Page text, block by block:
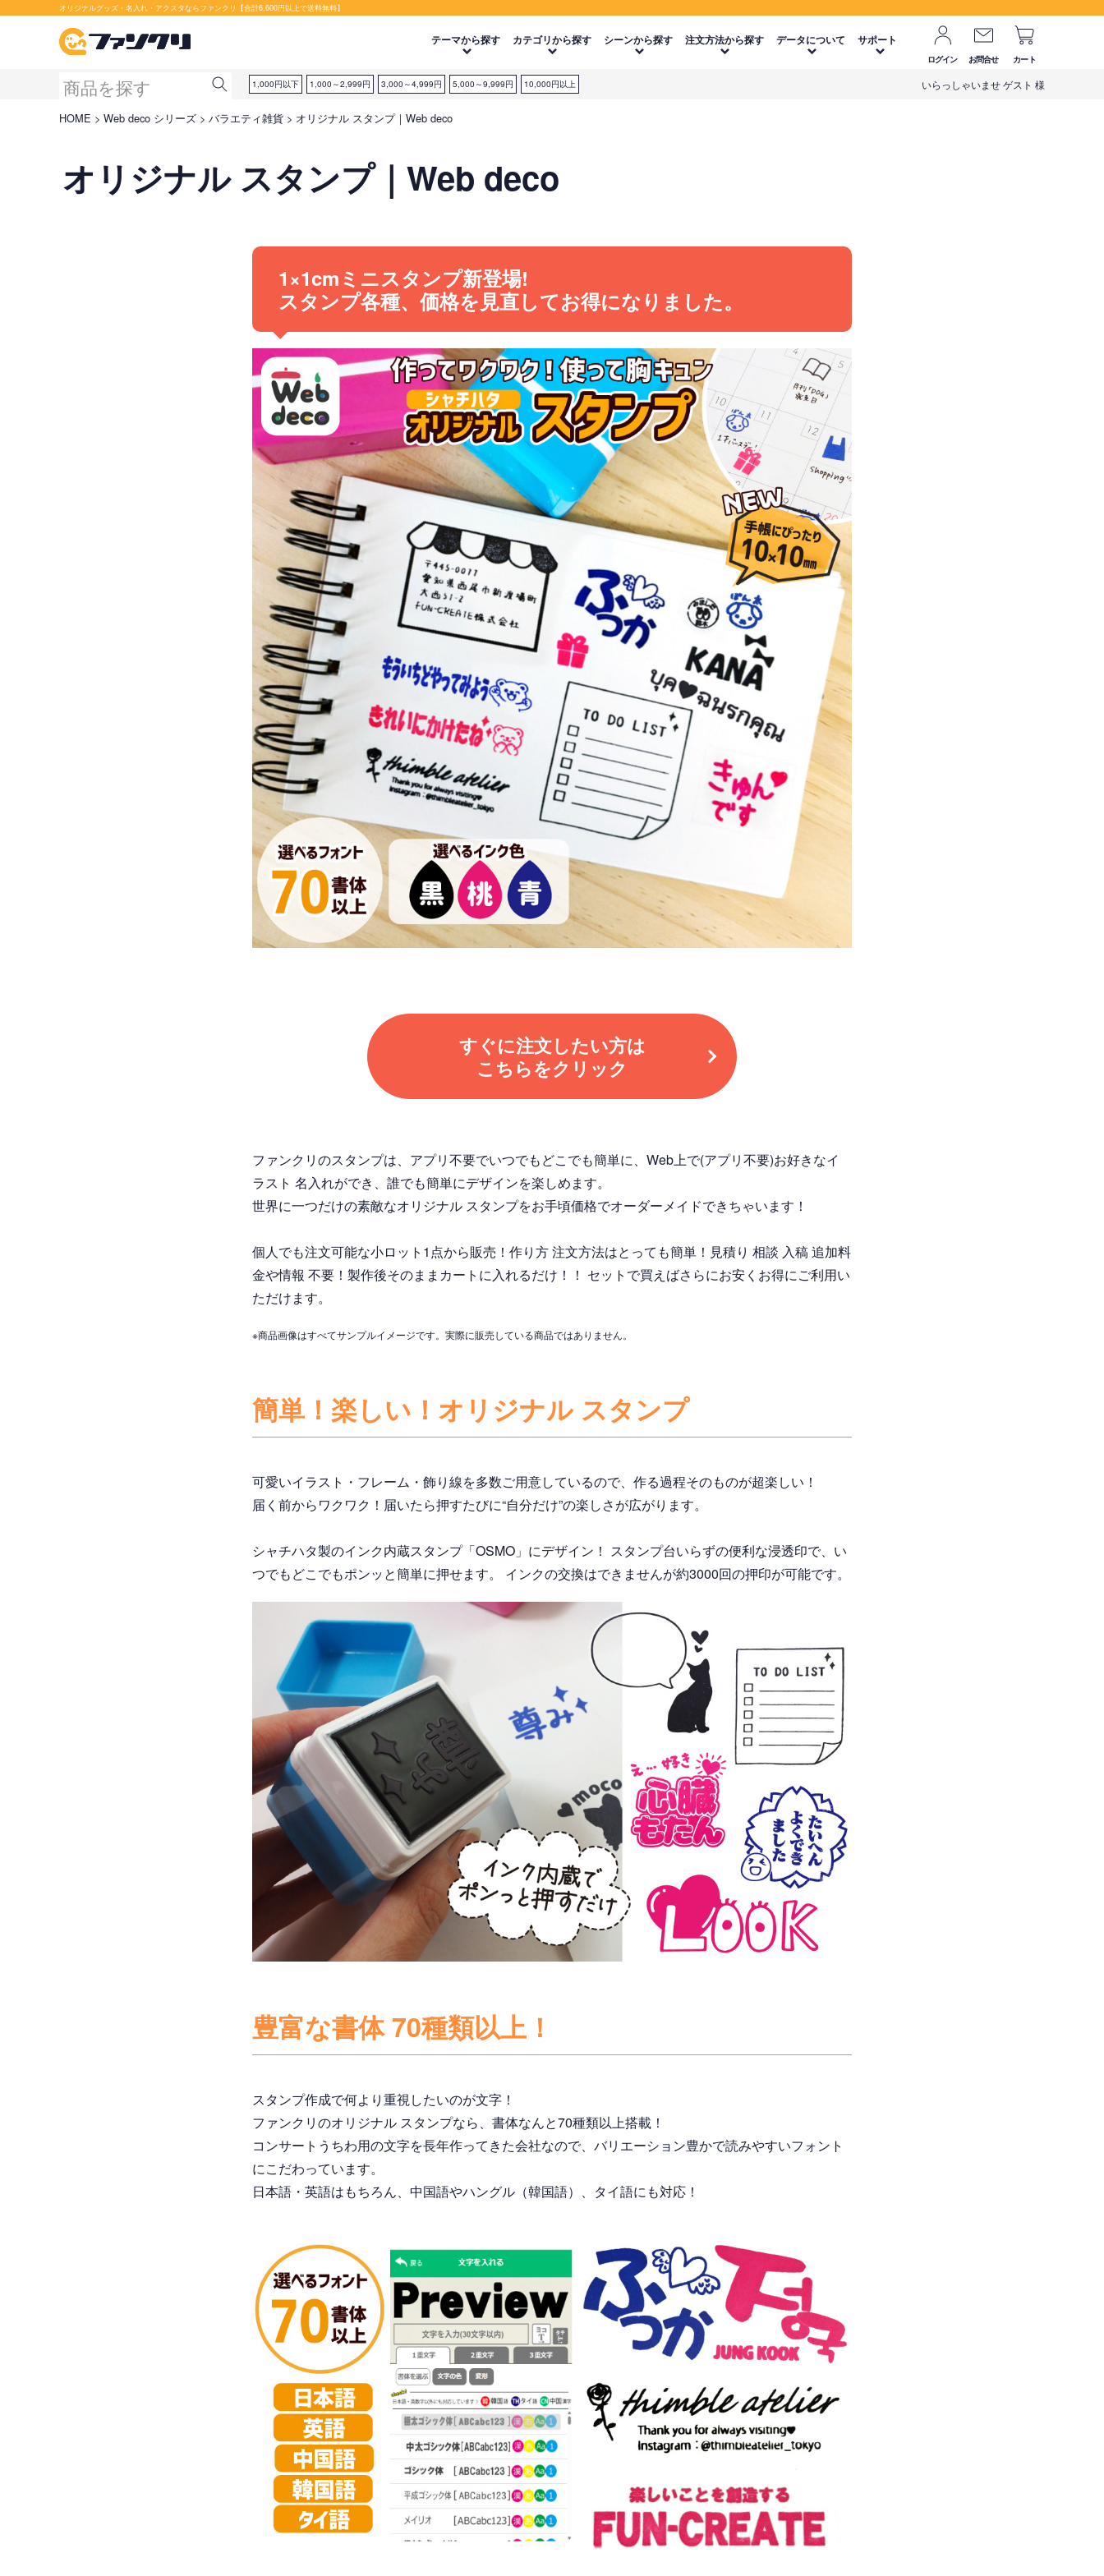
オリジナルグッズ・名入れ・アクスタならファンクリ【合計6,600円以上で送料無料】
テーマから探す カテゴリから探す シーンから探す 注文方法から探す データについて サポート
ログイン お問合せ カート
1,000円以下 1,000～2,999円 3,000～4,999円 5,000～9,999円 10,000円以上 いらっしゃいませ ゲスト 様
HOME Web deco シリーズ バラエティ雑貨 オリジナル スタンプ｜Web deco
オリジナル スタンプ｜Web deco
1×1cmミニスタンプ新登場!
スタンプ各種、価格を見直してお得になりました。
すぐに注文したい方は
こちらをクリック
ファンクリのスタンプは、アプリ不要でいつでもどこでも簡単に、Web上で(アプリ不要)お好きなイ
ラスト 名入れができ、誰でも簡単にデザインを楽しめます。
世界に一つだけの素敵なオリジナル スタンプをお手頃価格でオーダーメイドできちゃいます！
個人でも注文可能な小ロット1点から販売！作り方 注文方法はとっても簡単！見積り 相談 入稿 追加料
金や情報 不要！製作後そのままカートに入れるだけ！！ セットで買えばさらにお安くお得にご利用い
ただけます。
※商品画像はすべてサンプルイメージです。実際に販売している商品ではありません。
簡単！楽しい！オリジナル スタンプ
可愛いイラスト・フレーム・飾り線を多数ご用意しているので、作る過程そのものが超楽しい！
届く前からワクワク！届いたら押すたびに“自分だけ”の楽しさが広がります。
シャチハタ製のインク内蔵スタンプ「OSMO」にデザイン！ スタンプ台いらずの便利な浸透印で、い
つでもどこでもポンッと簡単に押せます。 インクの交換はできませんが約3000回の押印が可能です。
豊富な書体 70種類以上！
スタンプ作成で何より重視したいのが文字！
ファンクリのオリジナル スタンプなら、書体なんと70種類以上搭載！
コンサートうちわ用の文字を長年作ってきた会社なので、バリエーション豊かで読みやすいフォント
にこだわっています。
日本語・英語はもちろん、中国語やハングル（韓国語）、タイ語にも対応！